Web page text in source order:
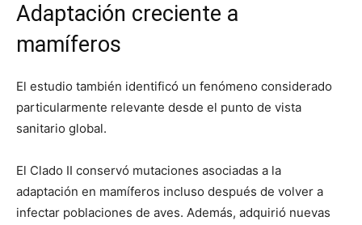
Adaptación creciente a
mamíferos
El estudio también identificó un fenómeno considerado
particularmente relevante desde el punto de vista
sanitario global.
El Clado II conservó mutaciones asociadas a la
adaptación en mamíferos incluso después de volver a
infectar poblaciones de aves. Además, adquirió nuevas